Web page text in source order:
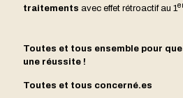
traitements avec effet rétroactif au 1
Toutes et tous ensemble pour
une réussite !
Toutes et tous concerné.es